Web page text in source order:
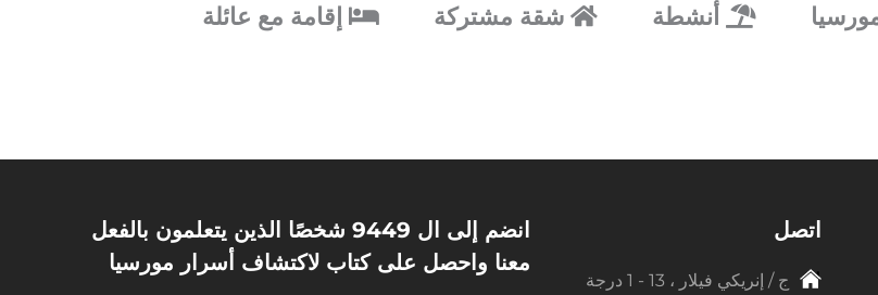
أنشطة شقة مشتركة إقامة مع عائلة
اتصل
ج / إنريكي فيلار ، 13 - 1 درجة
انضم إلى ال 9449 شخصًا الذين يتعلمون بالفعل
معنا واحصل على كتاب لاكتشاف أسرار مورسيا